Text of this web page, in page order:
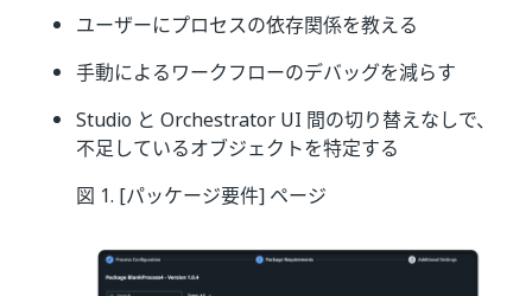
ユーザーにプロセスの依存関係を教える
手動によるワークフローのデバッグを減らす
Studio と Orchestrator UI 間の切り替えなしで、
不足しているオブジェクトを特定する
図 1. [パッケージ要件] ページ